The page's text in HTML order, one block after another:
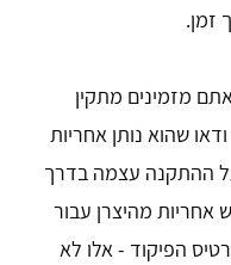
זמן.
מזמינים מתקין
שהוא נותן אחריות
ההתקנה עצמה בדרך
שיש אחריות מהיצרן עבור
הפיקוד - אלו לא